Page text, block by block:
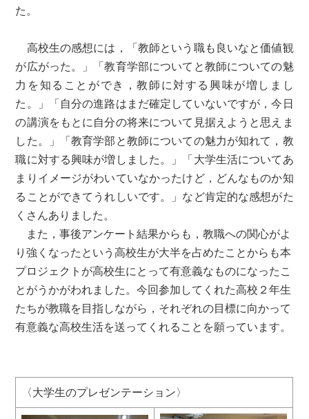
た。
高校生の感想には，「教師という職も良いなと価値観
が広がった。」「教育学部についてと教師についての魅
力を知ることができ，教師に対する興味が増しまし
た。」「自分の進路はまだ確定していないですが，今日
の講演をもとに自分の将来について見据えようと思えま
した。」「教育学部と教師についての魅力が知れて，教
職に対する興味が増しました。」「大学生活についてあ
まりイメージがわいていなかったけど，どんなものか知
ることができてうれしいです。」など肯定的な感想がた
くさんありました。
また，事後アンケート結果からも，教職への関心がよ
り強くなったという高校生が大半を占めたことからも本
プロジェクトが高校生にとって有意義なものになったこ
とがうかがわれました。今回参加してくれた高校２年生
たちが教職を目指しながら，それぞれの目標に向かって
有意義な高校生活を送ってくれることを願っています。
〈大学生のプレゼンテーション〉